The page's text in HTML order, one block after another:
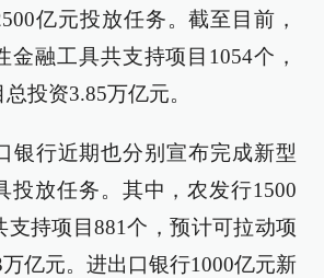
亿元投放任务。截至目前，
金融工具共支持项目1054个，
投资3.85万亿元。
银行近期也分别宣布完成新型
投放任务。其中，农发行1500
支持项目881个，预计可拉动项
亿元。进出口银行1000亿元新